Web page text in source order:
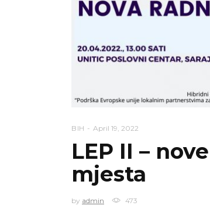
BIH April 19, 2022
LEP II –
mjesta
by admin 473